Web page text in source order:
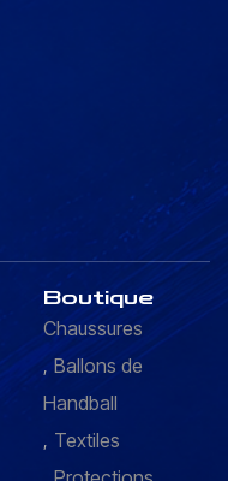
Boutique
Chaussures
Ballons de
Handball
Textiles